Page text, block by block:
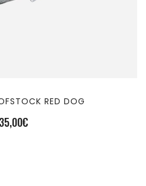
RED DOG
35,00€